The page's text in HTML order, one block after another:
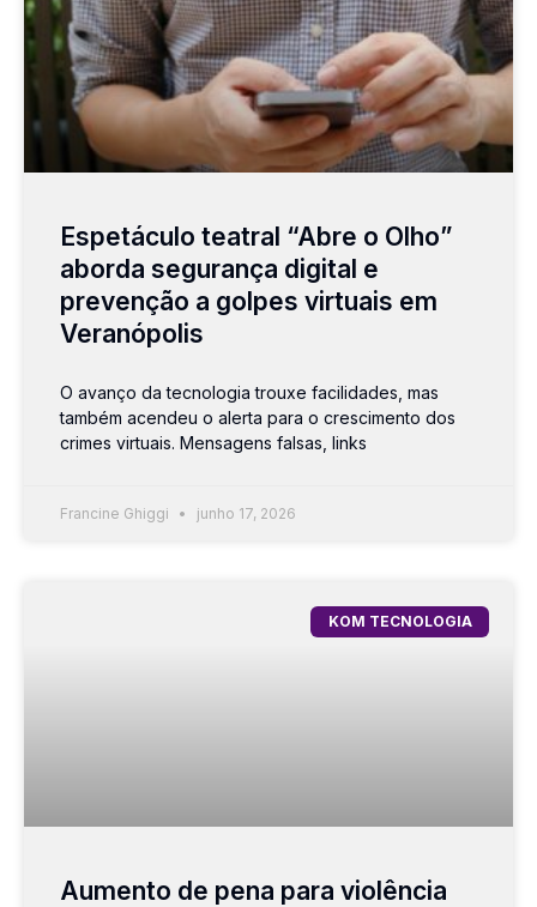
Espetáculo teatral “Abre o Olho”
aborda segurança digital e
prevenção a golpes virtuais em
Veranópolis
O avanço da tecnologia trouxe facilidades, mas
também acendeu o alerta para o crescimento dos
crimes virtuais. Mensagens falsas, links
Francine Ghiggi junho 17, 2026
KOM TECNOLOGIA
Aumento de pena para violência